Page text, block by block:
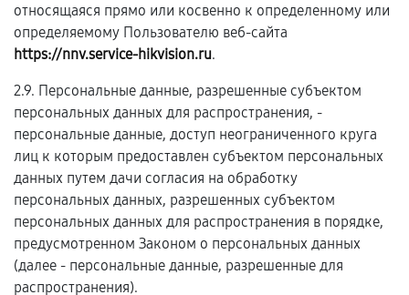
относящаяся прямо или косвенно к определенному или
определяемому Пользователю веб-сайта
https://nnv.service-hikvision.ru.
2.9. Персональные данные, разрешенные субъектом
персональных данных для распространения, -
персональные данные, доступ неограниченного круга
лиц к которым предоставлен субъектом персональных
данных путем дачи согласия на обработку
персональных данных, разрешенных субъектом
персональных данных для распространения в порядке,
предусмотренном Законом о персональных данных
(далее - персональные данные, разрешенные для
распространения).